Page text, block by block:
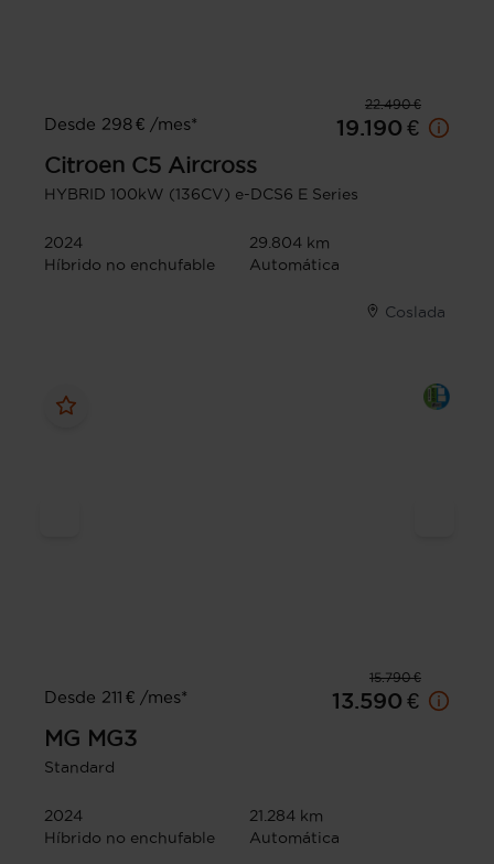
22.490 €
Desde 298 € /mes*
19.190 €
Citroen C5 Aircross
HYBRID 100kW (136CV) e-DCS6 E Series
2024
29.804 km
Híbrido no enchufable
Automática
Coslada
15.790 €
Desde 211 € /mes*
13.590 €
MG MG3
Standard
2024
21.284 km
Híbrido no enchufable
Automática